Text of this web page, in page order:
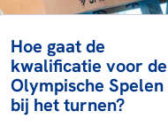
Hoe gaat de
kwalificatie voor de
Olympische Spelen
bij het turnen?